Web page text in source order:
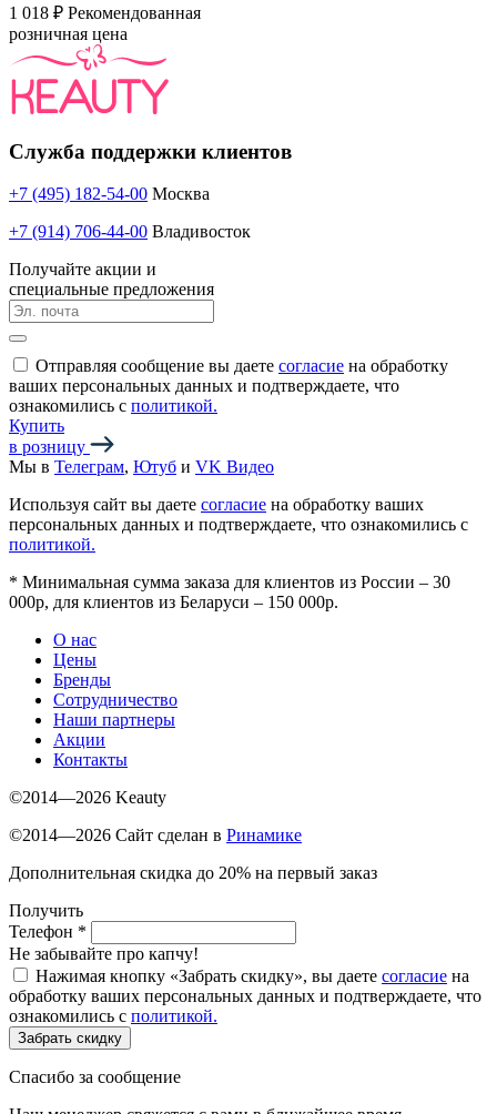
1 018 ₽ Рекомендованная
розничная цена
Служба поддержки клиентов
+7 (495) 182-54-00 Москва
+7 (914) 706-44-00 Владивосток
Получайте акции и
специальные предложения
Отправляя сообщение вы даете согласие на обработку
ваших персональных данных и подтверждаете, что
ознакомились с политикой.
Купить
в розницу
Мы в Телеграм, Ютуб и VK Видео
Используя сайт вы даете согласие на обработку ваших
персональных данных и подтверждаете, что ознакомились с
политикой.
* Минимальная сумма заказа для клиентов из России – 30
000р, для клиентов из Беларуси – 150 000р.
О нас
Цены
Бренды
Сотрудничество
Наши партнеры
Акции
Контакты
©2014—2026 Keauty
©2014—2026 Сайт сделан в Ринамике
Дополнительная скидка до 20% на первый заказ
Получить
Телефон *
Не забывайте про капчу!
Нажимая кнопку «Забрать скидку», вы даете согласие на
обработку ваших персональных данных и подтверждаете, что
ознакомились с политикой.
Забрать скидку
Спасибо за сообщение